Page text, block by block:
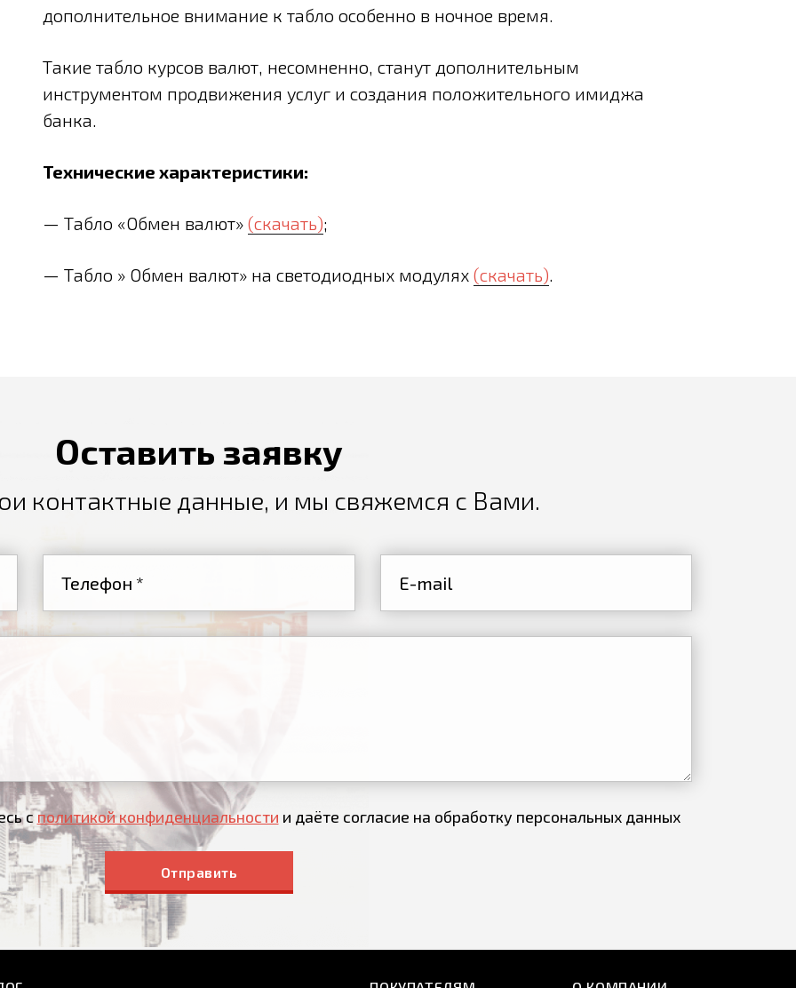
дополнительное внимание к табло особенно в ночное время.
Такие табло курсов валют, несомненно, станут дополнительным
инструментом продвижения услуг и создания положительного имиджа
банка.
Технические характеристики:
— Табло «Обмен валют»(скачать);
— Табло » Обмен валют» на светодиодных модулях(скачать).
Оставить заявку
контактные данные, и мы свяжемся с Вами.
сполитикой конфиденциальности и даёте согласие на обработку персональных данных
Отправить